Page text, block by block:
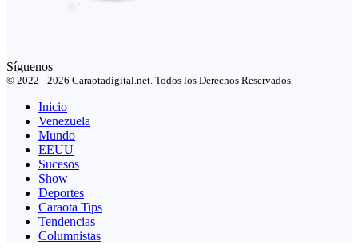
Síguenos
© 2022 - 2026 Caraotadigital.net. Todos los Derechos Reservados.
Inicio
Venezuela
Mundo
EEUU
Sucesos
Show
Deportes
Caraota Tips
Tendencias
Columnistas